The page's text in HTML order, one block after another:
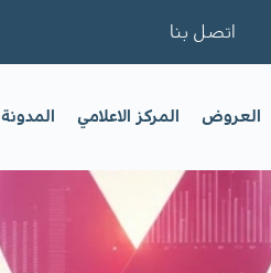
اتصل بنا
العروض المركز الاعلامي المدونة